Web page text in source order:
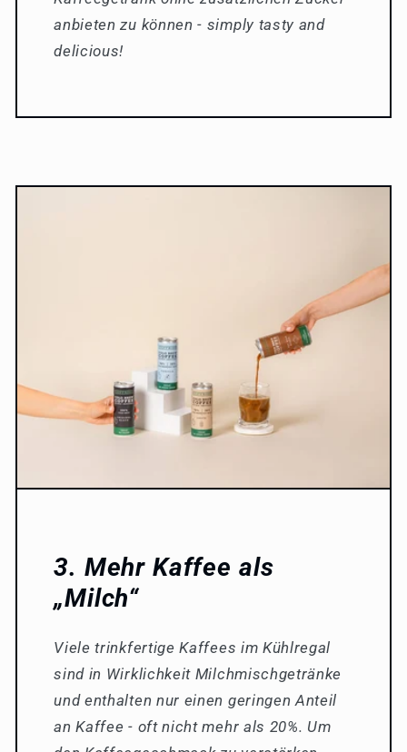
anbieten zu können - simply tasty and
delicious!
3. Mehr Kaffee als
„Milch“
Viele trinkfertige Kaffees im Kühlregal
sind in Wirklichkeit Milchmischgetränke
und enthalten nur einen geringen Anteil
an Kaffee - oft nicht mehr als 20%. Um